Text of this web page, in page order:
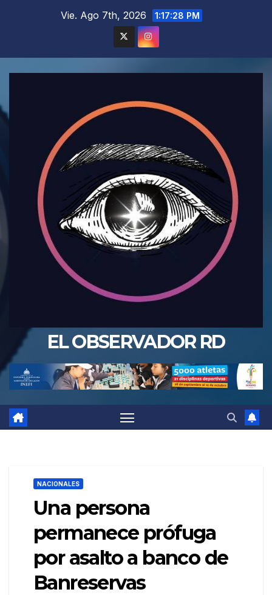
Vie. Ago 7th, 2026 1:17:29 PM
EL OBSERVADOR RD
NACIONALES
Una persona
permanece prófuga
por asalto a banco de
Banreservas